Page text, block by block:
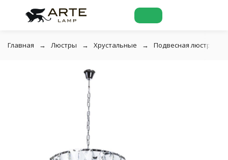
Главная Люстры Хрустальные Подвесная люстра